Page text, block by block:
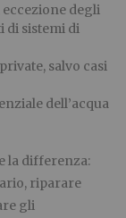
degli
di sistemi di
salvo casi
dell’acqua
la differenza:
riparare
gli